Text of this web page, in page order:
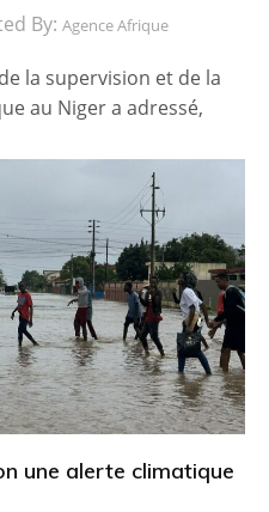
By: Agence Afrique
la supervision et de la
au Niger a adressé,
une alerte climatique